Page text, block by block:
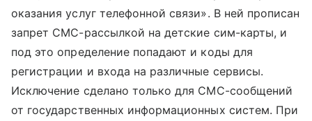
оказания услуг телефонной связи». В ней прописан
запрет СМС-рассылкой на детские сим-карты, и
под это определение попадают и коды для
регистрации и входа на различные сервисы.
Исключение сделано только для СМС-сообщений
от государственных информационных систем. При